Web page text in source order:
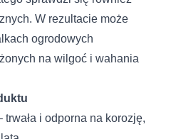
W rezultacie może
ogrodowych
na wilgoć i wahania
trwała i odporna na korozję,